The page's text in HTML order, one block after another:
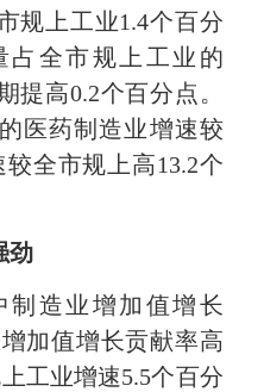
规上工业1.4个百分
占全市规上工业的
提高0.2个百分点。
医药制造业增速较
全市规上高13.2个
劲
造业增加值增长
加值增长贡献率高
工业增速5.5个百分